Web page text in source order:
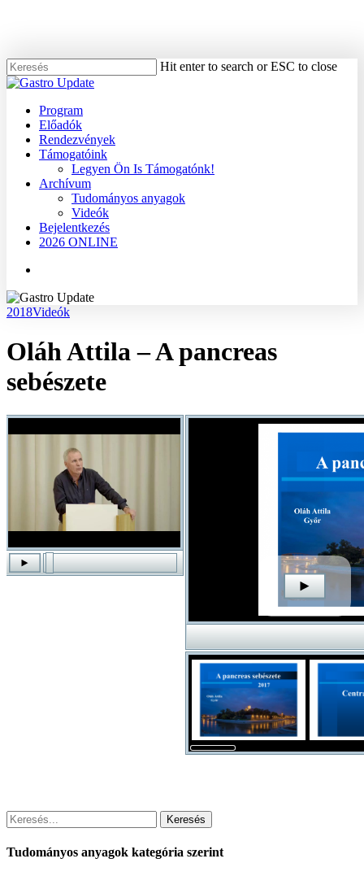
content
Hit enter to search or ESC to close
Close
Menu
Program
Előadók
Rendezvények
Támogatóink
Legyen Ön Is Támogatónk!
Archívum
Tudományos anyagok
Videók
Bejelentkezés
2026 ONLINE
2018Videók
Oláh Attila – A pancreas
sebészete
Keresés
Tudományos anyagok kategória szerint